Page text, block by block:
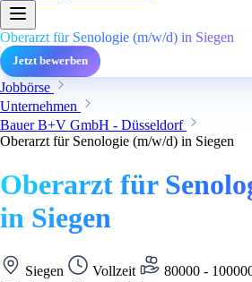
Oberarzt für Senologie (m/w/d) in Siegen
Jetzt bewerben
Jobbörse
Unternehmen
Bauer B+V GmbH - Düsseldorf
Oberarzt für Senologie (m/w/d) in Siegen
Oberarzt für
in Siegen
Siegen Vollzeit
80000 -